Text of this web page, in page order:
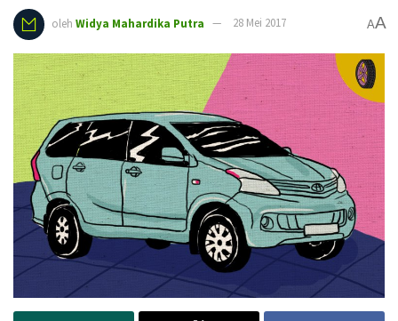
oleh Widya Mahardika Putra 28 Mei 2017 AA